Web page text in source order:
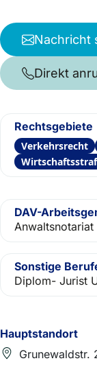
Hauptstandort
Grunewaldstr.
Nachricht
Direkt
Rechtsgebiete
Verkehrsrecht
DAV-
Anwaltsnotariat
Sonstige
Diplom- Jurist